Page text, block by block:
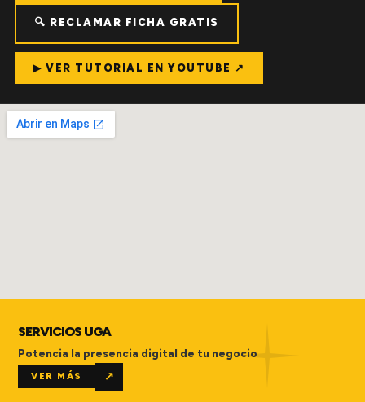
🔍 RECLAMAR FICHA GRATIS
▶ VER TUTORIAL EN YOUTUBE ↗
SERVICIOS UGA
Potencia la presencia digital de tu negocio
VER MÁS ↗